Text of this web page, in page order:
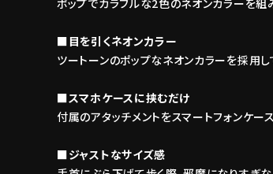
■目を引くネオンカラー
ツートーンのポップなネオンカラーを採用し
■スマホケースに挟むだけ
付属のアタッチメントをスマートフォンケ
■ジャストなサイズ感